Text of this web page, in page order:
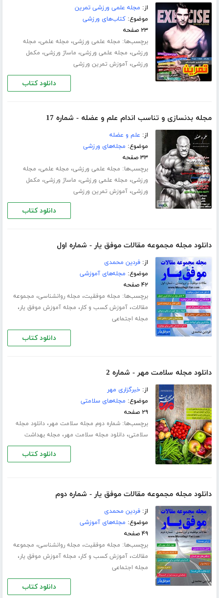
از: مجله علمی ورزشی تمرین
موضوع:کتاب‌های ورزشی
۲۳ صفحه
برچسب‌ها: مجله علمی ورزشی، مجله علمی، مجله
ورزشی، مجله علمی ورزشی، ماساژ ورزشی، مکمل
ورزشی،آموزش تمرین ورزشی
دانلود کتاب
مجله بدنسازی و تناسب اندام علم و عضله - شماره 17
از: علم و عضله
موضوع: مجله‌های ورزشی
۳۳ صفحه
برچسب‌ها: مجله علمی ورزشی، مجله علمی، مجله
ورزشی، مجله علمی ورزشی، ماساژ ورزشی، مکمل
ورزشی،آموزش تمرین ورزشی
دانلود کتاب
دانلود مجله مجموعه مقالات موفق یار - شماره اول
از:فردین محمدی
موضوع: مجله‌های آموزشی
۴۲ صفحه
برچسب‌ها: مجله موفقیت، مجله روانشناسی، مجموعه
مقالات،آموزش کسب و کار، مجله آموزش موفق یار،
مجله اجتماعی
دانلود کتاب
دانلود مجله سلامت مهر - شماره 2
از:خبرگزاری مهر
موضوع: مجله‌های سلامتی
۲۹ صفحه
برچسب‌ها:شماره دوم مجله سلامت مهر،دانلود مجله
سلامتی،دانلود مجله سلامت مهر، مجله بهداشت
دانلود کتاب
دانلود مجله مجموعه مقالات موفق یار - شماره دوم
از:فردین محمدی
موضوع: مجله‌های آموزشی
۴۹ صفحه
برچسب‌ها: مجله موفقیت، مجله روانشناسی، مجموعه
مقالات،آموزش کسب و کار، مجله آموزش موفق یار،
مجله اجتماعی
دانلود کتاب